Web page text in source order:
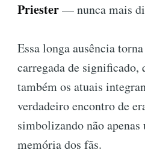
Priester— nunca mais
Essa longa ausência
carregada de significado,
também os atuais
verdadeiro encontro de
simbolizando não
memória dos fãs.